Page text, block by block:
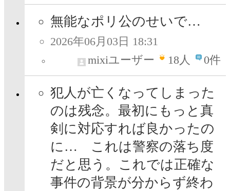
無能なポリ公のせいで…
2026年06月03日 18:31
mixiユーザー
18人 0件
犯人が亡くなってしまった
のは残念。最初にもっと真
剣に対応すれば良かったの
に… これは警察の落ち度
だと思う。これでは正確な
事件の背景が分からず終わ